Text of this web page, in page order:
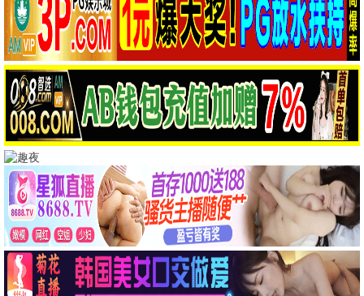
速度与激情11
动作/犯罪 8.7分